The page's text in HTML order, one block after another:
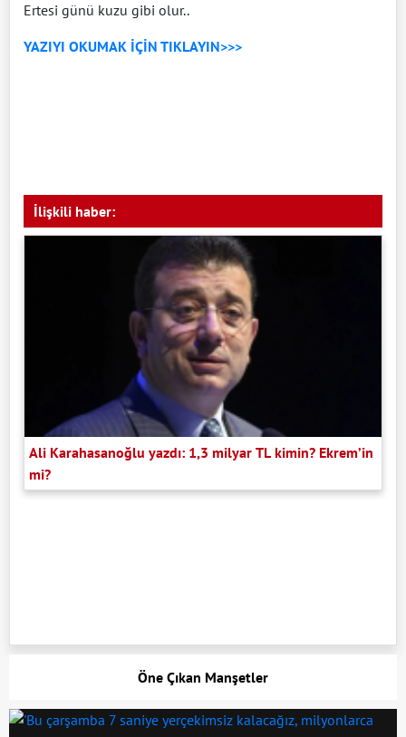
Ertesi günü kuzu gibi olur..
YAZIYI OKUMAK İÇİN TIKLAYIN>>>
İlişkili haber:
Ali Karahasanoğlu yazdı: 1,3 milyar TL kimin? Ekrem’in
mi?
Öne Çıkan Manşetler